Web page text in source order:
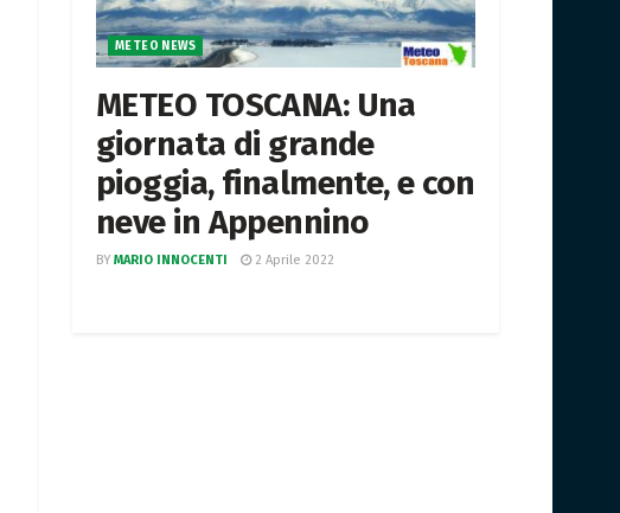
METEO NEWS
METEO TOSCANA: Una
giornata di grande
pioggia, finalmente, e con
neve in Appennino
BY MARIO INNOCENTI 2 Aprile 2022